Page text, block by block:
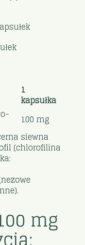
1
kapsułka
100 mg
siewna
(chlorofilina
mg